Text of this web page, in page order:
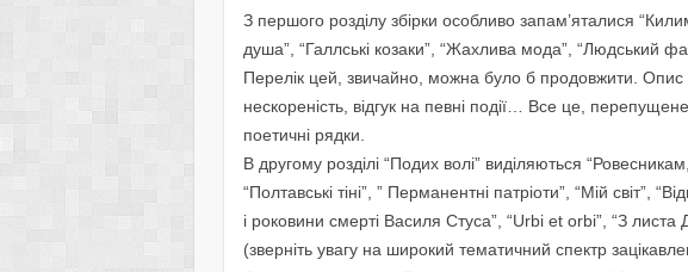
З першого розділу збірки особливо запам’яталися
душа”, “Галлські козаки”, “Жахлива мода”, “Людський
Перелік цей, звичайно, можна було б продовжити. Опис
нескореність, відгук на певні події… Все це,
поетичні рядки.
В другому розділі “Подих волі” виділяються
“Полтавські тіні”, ” Перманентні патріоти”, “Miй світ”,
і роковини смерті Василя Стуса”, “Urbi et orbi”, “З листа
(зверніть увагу на широкий тематичний спектр